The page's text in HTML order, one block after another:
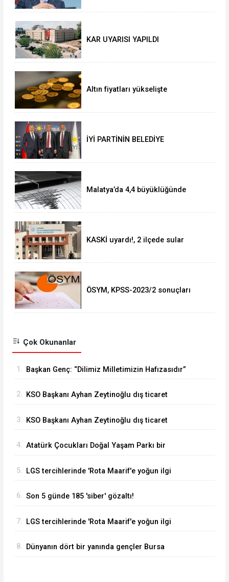
KAR UYARISI YAPILDI
Altın fiyatları yükselişte
İYİ PARTİNİN BELEDİYE
Malatya’da 4,4 büyüklüğünde
KASKİ uyardı!, 2 ilçede sular
ÖSYM, KPSS-2023/2 sonuçları
Çok Okunanlar
1. Başkan Genç: “Dilimiz Milletimizin Hafızasıdır”
2. KSO Başkanı Ayhan Zeytinoğlu dış ticaret
3. KSO Başkanı Ayhan Zeytinoğlu dış ticaret
4. Atatürk Çocukları Doğal Yaşam Parkı bir
5. LGS tercihlerinde 'Rota Maarif'e yoğun ilgi
6. Son 5 günde 185 'siber' gözaltı!
7. LGS tercihlerinde 'Rota Maarif'e yoğun ilgi
8. Dünyanın dört bir yanında gençler Bursa